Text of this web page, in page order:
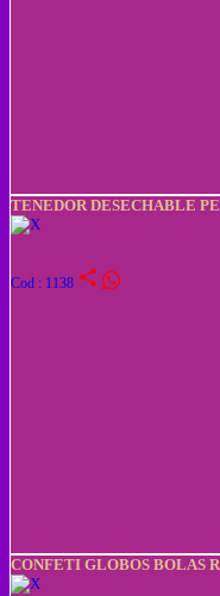
TENEDOR DESECHABLE
Cod : 1138 share
CONFETI GLOBOS BOLAS